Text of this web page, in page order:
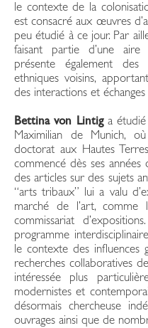
le contexte de la
est consacré aux œuvres
peu étudié à ce jour. Par
faisant partie d’une aire
présente également
ethniques voisins,
des interactions et
Bettina von Lintiga étudié
Maximilian de Munich,
doctorat aux Hautes
commencé dès ses années
des articles sur des sujets
“arts tribaux” lui a valu
marché de l’art, comme
commissariat
programme
le contexte des influences
recherches collaboratives
intéressée plus
modernistes et
désormais chercheuse
ouvrages ainsi que de